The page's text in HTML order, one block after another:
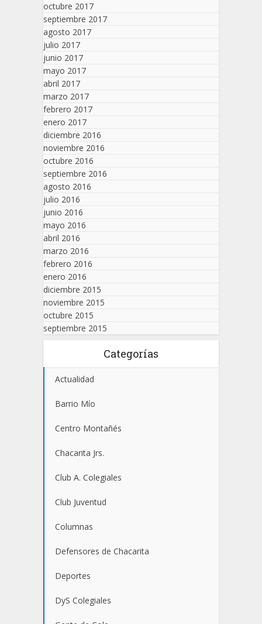
octubre 2017
septiembre 2017
agosto 2017
julio 2017
junio 2017
mayo 2017
abril 2017
marzo 2017
febrero 2017
enero 2017
diciembre 2016
noviembre 2016
octubre 2016
septiembre 2016
agosto 2016
julio 2016
junio 2016
mayo 2016
abril 2016
marzo 2016
febrero 2016
enero 2016
diciembre 2015
noviembre 2015
octubre 2015
septiembre 2015
Categorías
Actualidad
Barrio Mío
Centro Montañés
Chacarita Jrs.
Club A. Colegiales
Club Juventud
Columnas
Defensores de Chacarita
Deportes
DyS Colegiales